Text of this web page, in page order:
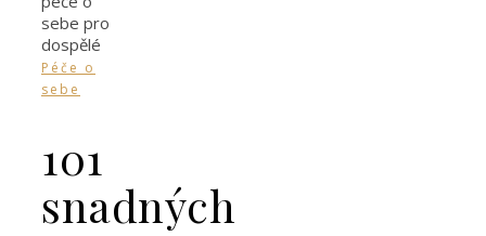
Péče o
sebe
101
snadných